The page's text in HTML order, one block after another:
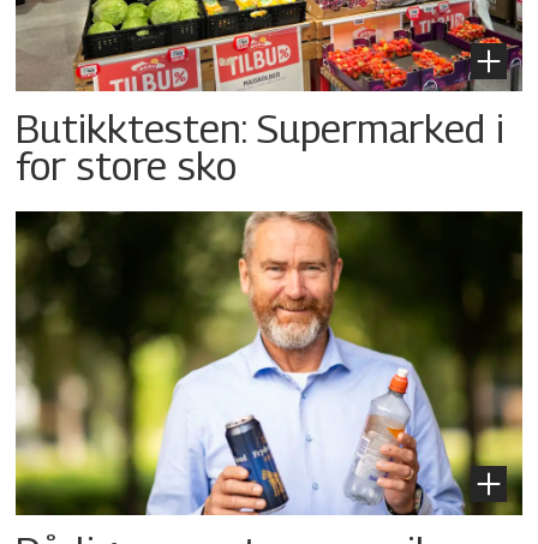
Butikktesten: Supermarked i
for store sko